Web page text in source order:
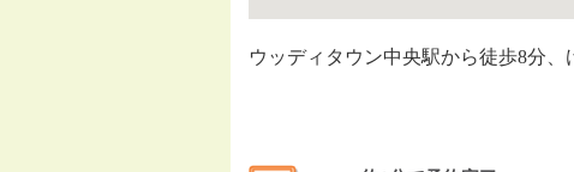
ウッディタウン中央駅から徒歩8分